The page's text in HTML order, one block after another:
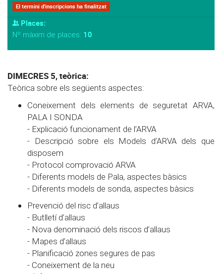
El termini d'inscripcions ha finalitzat
Places:
Nº màxim de places: 10
DIMECRES 5, teòrica:
Teòrica sobre els següents aspectes:
Coneixement dels elements de seguretat ARVA,
PALA I SONDA
- Explicació funcionament de l’ARVA
- Descripció sobre els Models d’ARVA dels que
disposem
- Protocol comprovació ARVA
- Diferents models de Pala, aspectes bàsics
- Diferents models de sonda, aspectes bàsics
Prevenció del risc d’allaus
- Butlletí d’allaus
- Nova denominació dels riscos d’allaus
- Mapes d’allaus
- Planificació zones segures de pas
- Coneixement de la neu